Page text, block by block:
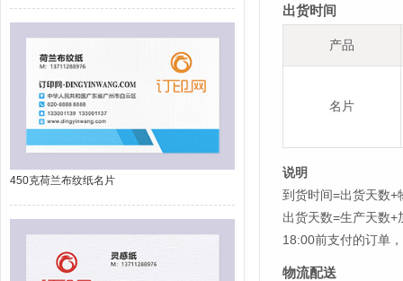
450克荷兰布纹纸名片
出货时间
产品
名片
说明
到货时间=出货天数+
出货天数=生产天数
18:00前支付的订单
物流配送